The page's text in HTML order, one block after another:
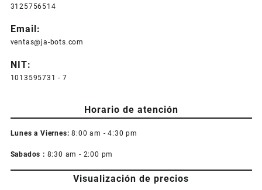
3125756514
Email:
ventas@ja-bots.com
NIT:
1013595731 - 7
Horario de atención
Lunes a Viernes: 8:00 am - 4:30 pm
Sabados : 8:30 am - 2:00 pm
Visualización de precios